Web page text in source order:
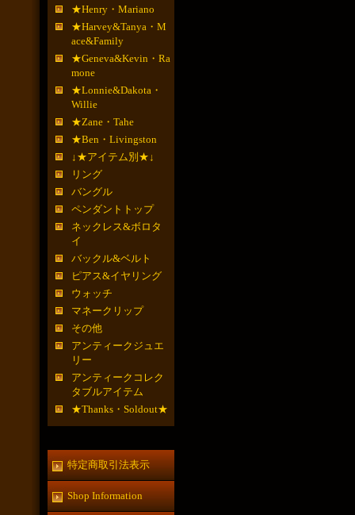
★Henry・Mariano
★Harvey&Tanya・M
ace&Family
★Geneva&Kevin・Ra
mone
★Lonnie&Dakota・
Willie
★Zane・Tahe
★Ben・Livingston
↓★アイテム別★↓
リング
バングル
ペンダントトップ
ネックレス&ボロタ
イ
バックル&ベルト
ピアス&イヤリング
ウォッチ
マネークリップ
その他
アンティークジュエ
リー
アンティークコレク
タブルアイテム
★Thanks・Soldout★
特定商取引法表示
Shop Information